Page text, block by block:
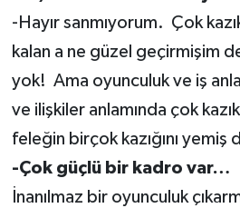
-Hayır sanmıyorum. Çok
kalan a ne güzel geçirmişim
yok! Ama oyunculuk ve iş
ve ilişkiler anlamında çok
feleğin birçok kazığını yemiş
-Çok güçlü bir kadro var…
İnanılmaz bir oyunculuk